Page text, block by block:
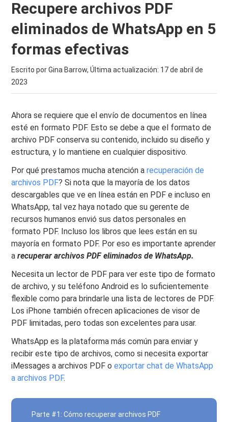
Recupere archivos PDF
eliminados de WhatsApp en 5
formas efectivas
Escrito por Gina Barrow, Última actualización: 17 de abril de
2023
Ahora se requiere que el envío de documentos en línea
esté en formato PDF. Esto se debe a que el formato de
archivo PDF conserva su contenido, incluido su diseño y
estructura, y lo mantiene en cualquier dispositivo.
Por qué prestamos mucha atención arecuperación de
archivos PDF? Si nota que la mayoría de los datos
descargables que ve en línea están en PDF e incluso en
WhatsApp, tal vez haya notado que su gerente de
recursos humanos envió sus datos personales en
formato PDF. Incluso los libros que lees están en su
mayoría en formato PDF. Por eso es importante aprender
arecuperar archivos PDF eliminados de WhatsApp.
Necesita un lector de PDF para ver este tipo de formato
de archivo, y su teléfono Android es lo suficientemente
flexible como para brindarle una lista de lectores de PDF.
Los iPhone también ofrecen aplicaciones de visor de
PDF limitadas, pero todas son excelentes para usar.
WhatsApp es la plataforma más común para enviar y
recibir este tipo de archivos, como si necesita exportar
iMessages a archivos PDF oexportar chat de WhatsApp
a archivos PDF.
Parte #1: Cómo recuperar archivos PDF